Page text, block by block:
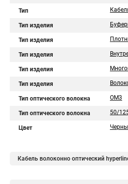
Тип
Тип изделия
Тип изделия
Тип изделия
Тип изделия
Тип изделия
Тип оптического волокна OM3
Тип оптического волокна 50/
Цвет
Кабель волоконно оптический